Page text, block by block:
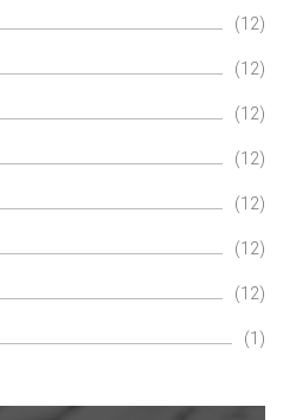
(12)
(12)
(12)
(12)
(12)
(12)
(12)
(1)